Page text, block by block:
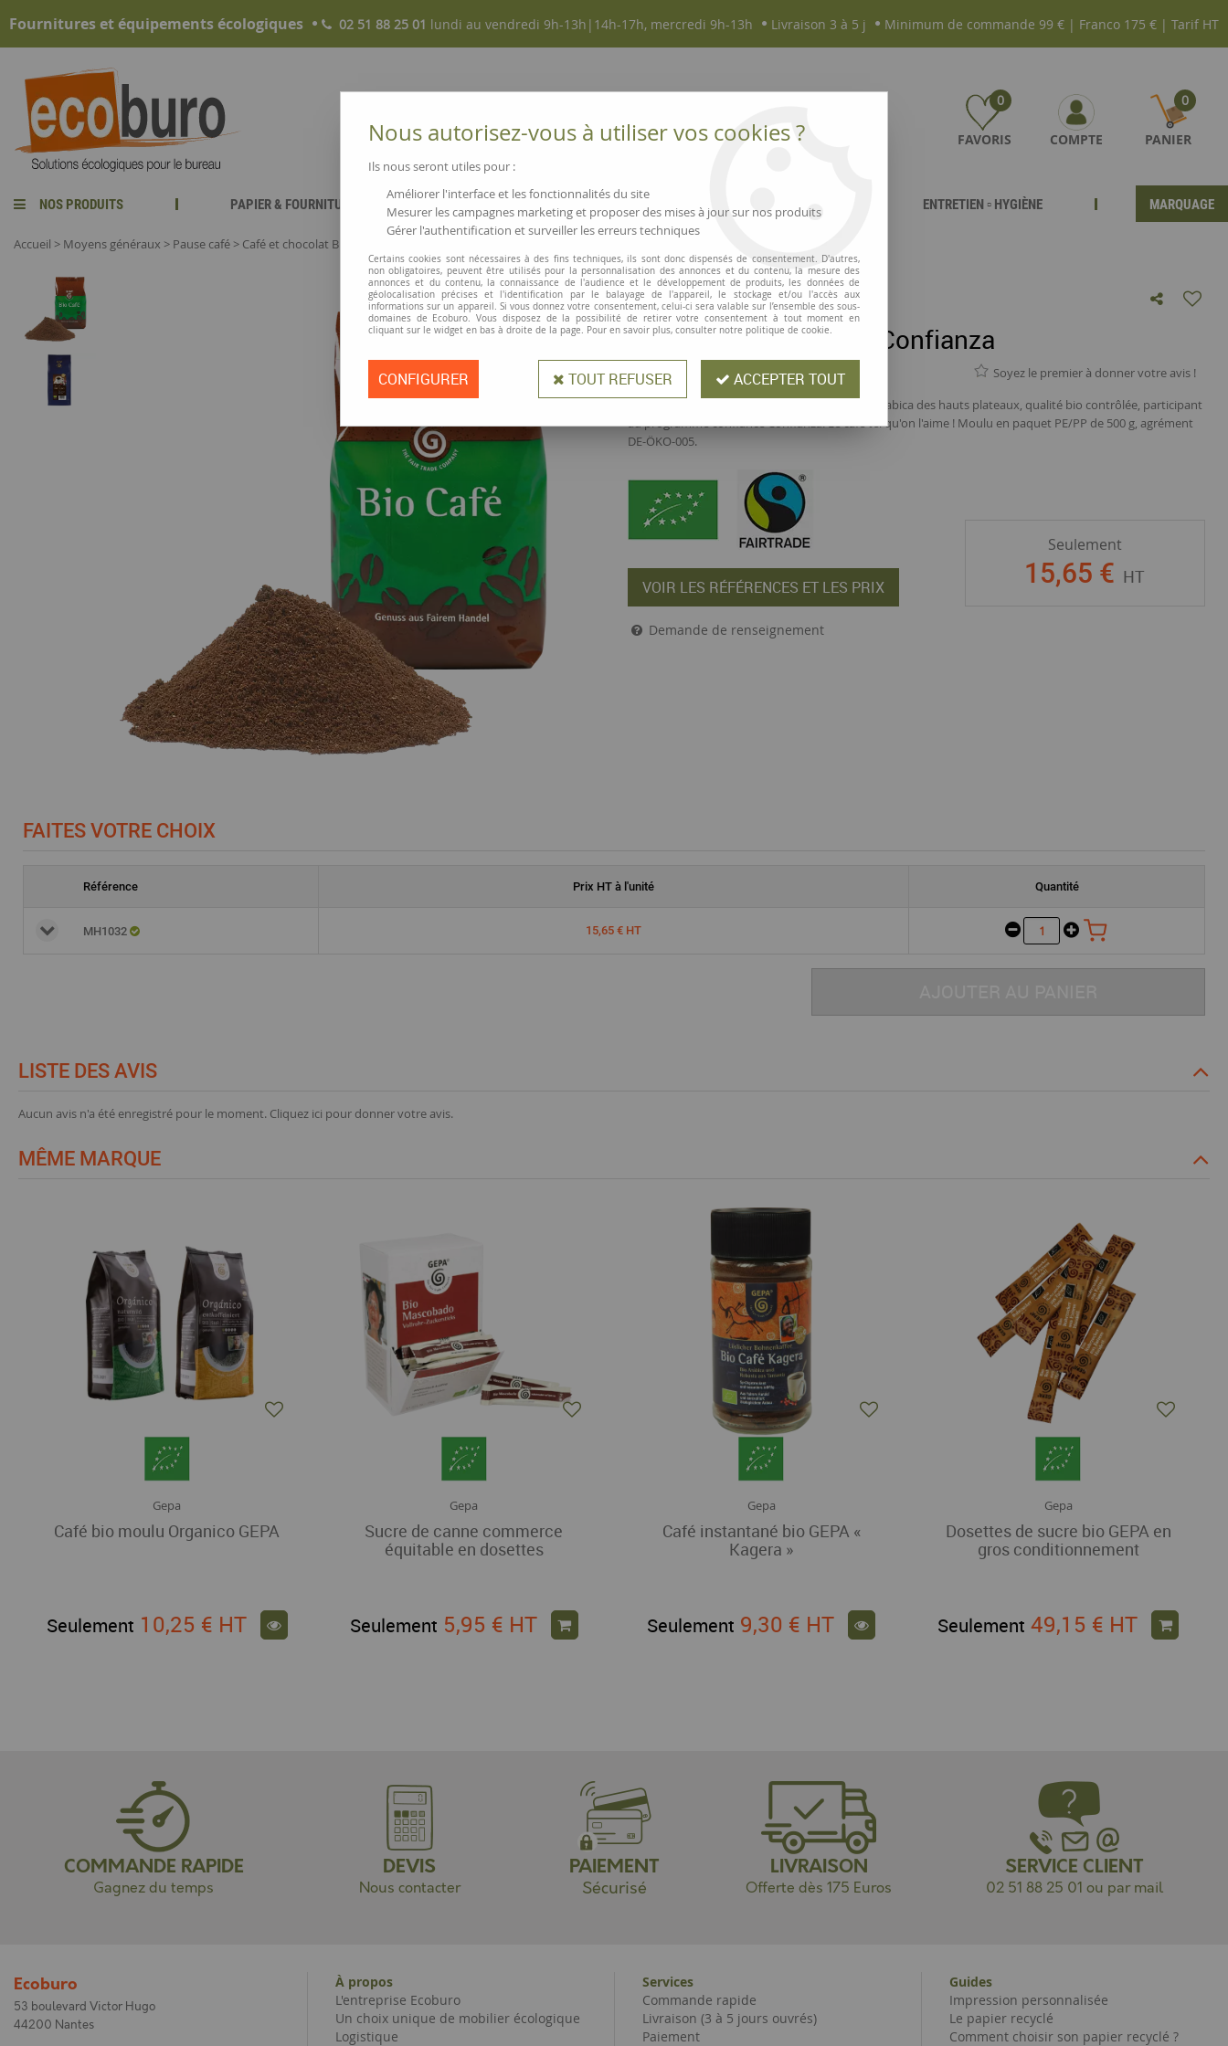
Fournitures et équipements écologiques 02 51 88 25 01 lundi au vendredi 9h-13h|14h-17h, mercredi 9h-13h Livraison 3 à 5 j Minimum de commande 99 € | Franco 175 € | Tarif HT
0
FAVORIS COMPTE
0
PANIER
NOS PRODUITS PAPIER & FOURNITURES NOUVEAUTÉS MAGASINS ▫ COMMERCES ENTRETIEN ▫ HYGIÈNE MARQUAGE
Accueil > Moyens généraux > Pause café > Café et chocolat Bio
Café moulu GEPA Bio Confianza
Soyez le premier à donner votre avis !
Un café de première classe issu d'un mélange arabica des hauts plateaux, qualité bio contrôlée, participant
au programme confiance Confianza. Le café tel qu'on l'aime ! Moulu en paquet PE/PP de 500 g, agrément
DE-ÖKO-005.
VOIR LES RÉFÉRENCES ET LES PRIX
Seulement
15,65 € HT
Demande de renseignement
FAITES VOTRE CHOIX
Référence Prix HT à l'unité Quantité
MH1032 15,65 € HT
LISTE DES AVIS
Aucun avis n'a été enregistré pour le moment. Cliquez ici pour donner votre avis.
MÊME MARQUE
Gepa
Café bio moulu Organico GEPA
Seulement 10,25 € HT
Gepa
Sucre de canne commerce
équitable en dosettes
Seulement 5,95 € HT
Gepa
Café instantané bio GEPA «
Kagera »
Seulement 9,30 € HT
Gepa
Dosettes de sucre bio GEPA en
gros conditionnement
Seulement 49,15 € HT
COMMANDE RAPIDE
Gagnez du temps
DEVIS
Nous contacter
PAIEMENT
Sécurisé
LIVRAISON
Offerte dès 175 Euros
SERVICE CLIENT
02 51 88 25 01 ou par mail
Ecoburo
53 boulevard Victor Hugo
44200 Nantes
À propos
L'entreprise Ecoburo
Un choix unique de mobilier écologique
Logistique
Services
Commande rapide
Livraison (3 à 5 jours ouvrés)
Paiement
Guides
Impression personnalisée
Le papier recyclé
Comment choisir son papier recyclé ?
Nous autorisez-vous à utiliser vos cookies ?
Ils nous seront utiles pour :
Améliorer l'interface et les fonctionnalités du site
Mesurer les campagnes marketing et proposer des mises à jour sur nos produits
Gérer l'authentification et surveiller les erreurs techniques
Certains cookies sont nécessaires à des fins techniques, ils sont donc dispensés de consentement. D'autres,
non obligatoires, peuvent être utilisés pour la personnalisation des annonces et du contenu, la mesure des
annonces et du contenu, la connaissance de l'audience et le développement de produits, les données de
géolocalisation précises et l'identification par le balayage de l'appareil, le stockage et/ou l'accès aux
informations sur un appareil. Si vous donnez votre consentement, celui-ci sera valable sur l’ensemble des sous-
domaines de Ecoburo. Vous disposez de la possibilité de retirer votre consentement à tout moment en
cliquant sur le widget en bas à droite de la page. Pour en savoir plus, consulter notre politique de cookie.
CONFIGURER TOUT REFUSER ACCEPTER TOUT